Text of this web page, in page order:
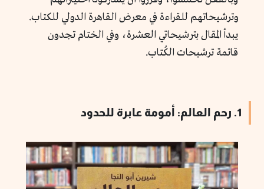
وترشيحاتهم للقراءة في معرض القاهرة الدولي للكتاب.
يبدأ المقال بترشيحاتي العشرة، وفي الختام تجدون
قائمة ترشيحات الكُتاب.
1. رحم العالم: أمومة عابرة للحدود